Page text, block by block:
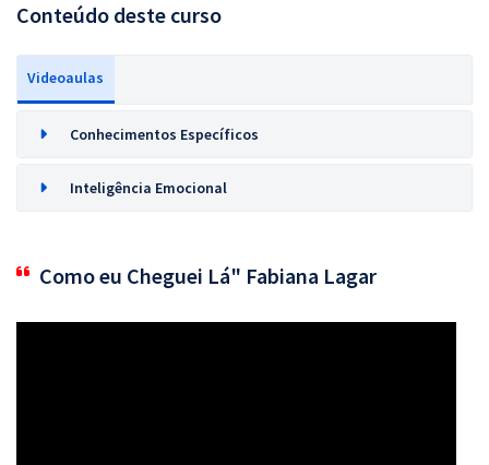
Conteúdo deste curso
Videoaulas
Conhecimentos Específicos
Inteligência Emocional
Como eu Cheguei Lá" Fabiana Lagar